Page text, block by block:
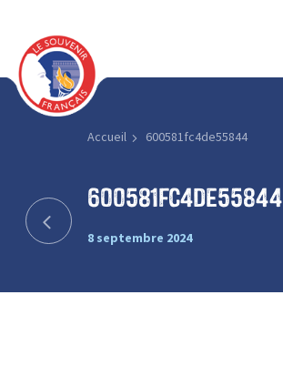
Accueil 600581fc4de55844
600581fc4de55844
8 septembre 2024